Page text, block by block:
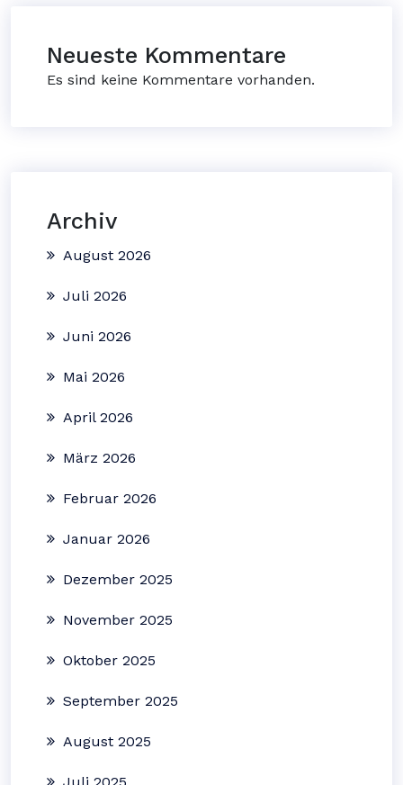
Neueste Kommentare
Es sind keine Kommentare vorhanden.
Archiv
August 2026
Juli 2026
Juni 2026
Mai 2026
April 2026
März 2026
Februar 2026
Januar 2026
Dezember 2025
November 2025
Oktober 2025
September 2025
August 2025